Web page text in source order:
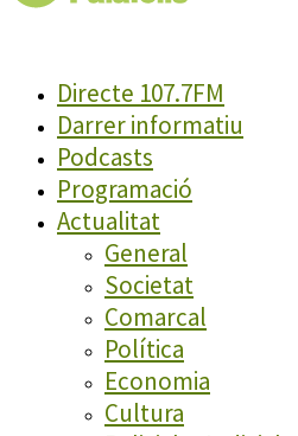
Directe 107.7FM
Darrer informatiu
Podcasts
Programació
Actualitat
General
Societat
Comarcal
Política
Economia
Cultura